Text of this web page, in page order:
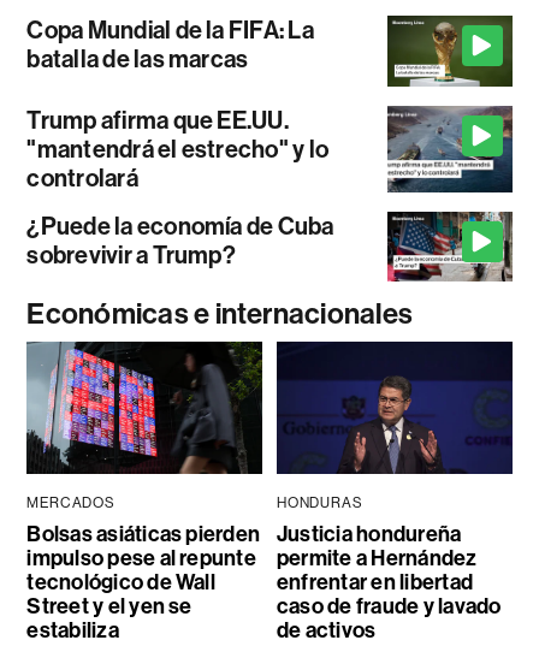
Copa Mundial de la FIFA: La
batalla de las marcas
Trump afirma que EE.UU.
"mantendrá el estrecho" y lo
controlará
¿Puede la economía de Cuba
sobrevivir a Trump?
Económicas e internacionales
MERCADOS
Bolsas asiáticas pierden
impulso pese al repunte
tecnológico de Wall
Street y el yen se
estabiliza
HONDURAS
Justicia hondureña
permite a Hernández
enfrentar en libertad
caso de fraude y lavado
de activos